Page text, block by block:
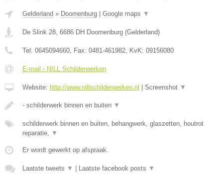
Gelderland » Doornenburg Google maps ▼
De Slink 28, 6686 DH Doornenburg (Gelderland)
Tel: 0645094660, Fax: 0481-461982, KvK: 09156080
E-mail › NILL Schilderwerken
Website: http://www.nillschilderwerken.nl Screenshot ▼
- schilderwerk binnen en buiten ▼
schilderwerk binnen en buiten, behangwerk, glaszetten, houtrot
reparatie, ▼
Er wordt gewerkt op afspraak.
Laatste tweets ▼ Laatste facebook posts ▼